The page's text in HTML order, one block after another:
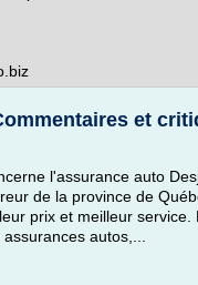
et
l'assurance auto
de la province de
prix et meilleur
autos,...